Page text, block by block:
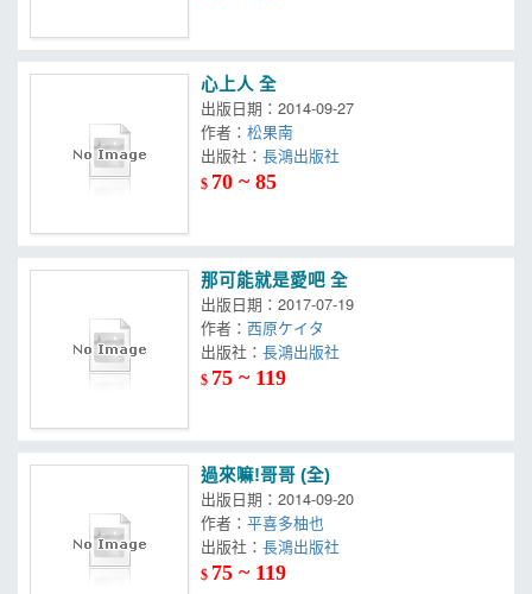
心上人 全
出版日期：2014-09-27
作者：松果南
出版社：
$ 70 ~ 85
那可能就是愛吧 全
出版日期：2017-07-19
作者：西原ケイタ
出版社：
$ 75 ~ 119
過來嘛!哥哥 (全)
出版日期：2014-09-20
作者：平喜多柚也
出版社：
$ 75 ~ 119